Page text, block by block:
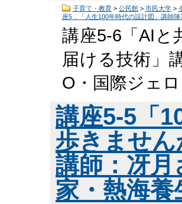
子育て・教育> 公民館> 市民大学>
座5．「人生100年時代の設計図」講師陣
講座5-6「AIと
届ける技術」
O・国際ジェ
講座5-5「
歩きませ
講師：冴月
家・熱海養